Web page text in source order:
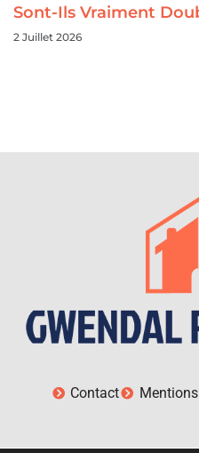
Sont-Ils Vraiment
2 Juillet 2026
Contact